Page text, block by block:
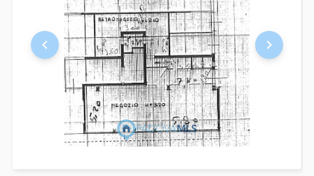
keyboard_arrow_left keyboard_arrow_right